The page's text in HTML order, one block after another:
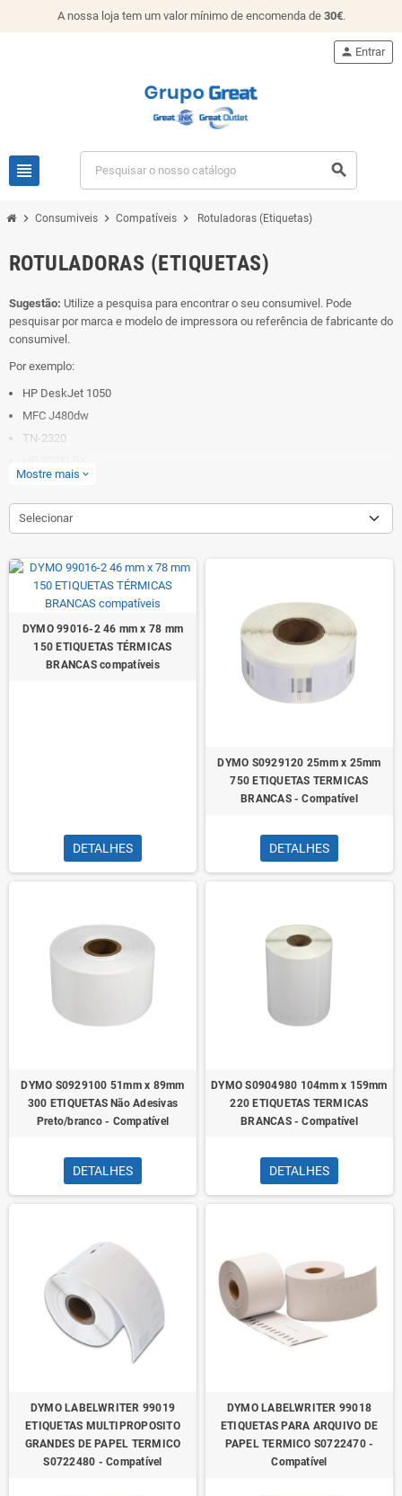
A nossa loja tem um valor mínimo de encomenda de 30€.
view_headline search
person Entrar
chevron_right Consumiveis chevron_right Compatíveis chevron_right Rotuladoras (Etiquetas)
ROTULADORAS (ETIQUETAS)
Sugestão: Utilize a pesquisa para encontrar o seu consumivel. Pode
pesquisar por marca e modelo de impressora ou referência de fabricante do
consumivel.
Por exemplo:
HP DeskJet 1050
MFC J480dw
TN-2320
Mostre mais expand_more
Selecionar
DYMO 99016-2 46 mm x 78 mm
150 ETIQUETAS TÉRMICAS
BRANCAS compatíveis
DETALHES
DYMO S0929120 25mm x 25mm
750 ETIQUETAS TERMICAS
BRANCAS - Compatível
DETALHES
DYMO S0929100 51mm x 89mm
300 ETIQUETAS Não Adesivas
Preto/branco - Compatível
DETALHES
DYMO S0904980 104mm x 159mm
220 ETIQUETAS TERMICAS
BRANCAS - Compatível
DETALHES
DYMO LABELWRITER 99019
ETIQUETAS MULTIPROPOSITO
GRANDES DE PAPEL TERMICO
S0722480 - Compatível
DYMO LABELWRITER 99018
ETIQUETAS PARA ARQUIVO DE
PAPEL TERMICO S0722470 -
Compatível